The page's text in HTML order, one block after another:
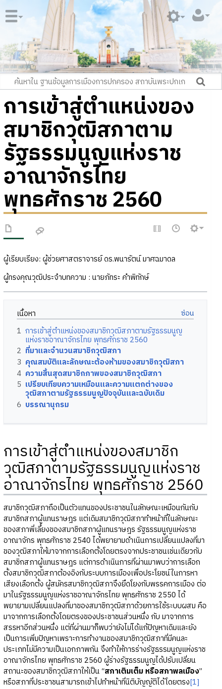
การเข้าสู่ตำแหน่งของ
สมาชิกวุฒิสภาตาม
รัฐธรรมนูญแห่งราช
อาณาจักรไทย
พุทธศักราช 2560
ผู้เรียบเรียง: ผู้ช่วยศาสตราจารย์ ดร.พนารัตน์ มาศฉมาดล
ผู้ทรงคุณวุฒิประจำบทความ : นายภัทระ คำพิทักษ์
เนื้อหา
1 การเข้าสู่ตำแหน่งของสมาชิกวุฒิสภาตามรัฐธรรมนูญ
แห่งราชอาณาจักรไทย พุทธศักราช 2560
2 ที่มาและจำนวนสมาชิกวุฒิสภา
3 คุณสมบัติและลักษณะต้องห้ามของสมาชิกวุฒิสภา
4 ความสิ้นสุดสมาชิกภาพของสมาชิกวุฒิสภา
5 เปรียบเทียบความเหมือนและความแตกต่างของ
วุฒิสภาตามรัฐธรรมนูญปัจจุบันและฉบับเดิม
6 บรรณานุกรม
การเข้าสู่ตำแหน่งของสมาชิก
วุฒิสภาตามรัฐธรรมนูญแห่งราช
อาณาจักรไทย พุทธศักราช 2560
สมาชิกวุฒิสภาถือเป็นตัวแทนของประชาชนในลักษณะเหมือนกันกับ
สมาชิกสภาผู้แทนราษฎร แต่เดิมสมาชิกวุฒิสภาทำหน้าที่ในลักษณะ
ของสภาพี่เลี้ยงของสมาชิกสภาผู้แทนราษฎร รัฐธรรมนูญแห่งราช
อาณาจักร พุทธศักราช 2540 ได้พยายามดำเนินการเปลี่ยนแปลงที่มา
ของวุฒิสภาให้มาจากการเลือกตั้งโดยตรงจากประชาชนเช่นเดียวกับ
สมาชิกสภาผู้แทนราษฎร แต่การดำเนินการที่ผ่านมาพบว่าการเลือก
ตั้งสมาชิกวุฒิสภาต้องอิงกับระบบการเมืองเพื่อประโยชน์ในการหา
เสียงเลือกตั้ง ผู้สมัครสมาชิกวุฒิสภาจึงยึดโยงกับพรรคการเมือง ต่อ
มาในรัฐธรรมนูญแห่งราชอาณาจักรไทย พุทธศักราช 2550 ได้
พยายามเปลี่ยนแปลงที่มาของสมาชิกวุฒิสภาด้วยการใช้ระบบผสม คือ
มาจากการเลือกตั้งโดยตรงของประชาชนส่วนหนึ่ง กับ มาจากการ
สรรหาอีกส่วนหนึ่ง แต่ที่ผ่านมาก็พบว่ายังไม่ได้แก้ปัญหาเดิมและยัง
เป็นการเพิ่มปัญหาเพราะการทำงานของสมาชิกวุฒิสภาที่มีคนละ
ประเภทไม่มีความเป็นเอกภาพกัน จึงทำให้การร่างรัฐธรรมนูญแห่งราช
อาณาจักรไทย พุทธศักราช 2560 ผู้ร่างรัฐธรรมนูญได้ปรับเปลี่ยน
สถานะของสมาชิกวุฒิสภาให้เป็น “สภาเติมเต็ม หรือสภาพลเมือง”
หรือสภาที่ประชาชนสามารถเข้าไปทำหน้าที่นิติบัญญัติได้โดยตรง[1]